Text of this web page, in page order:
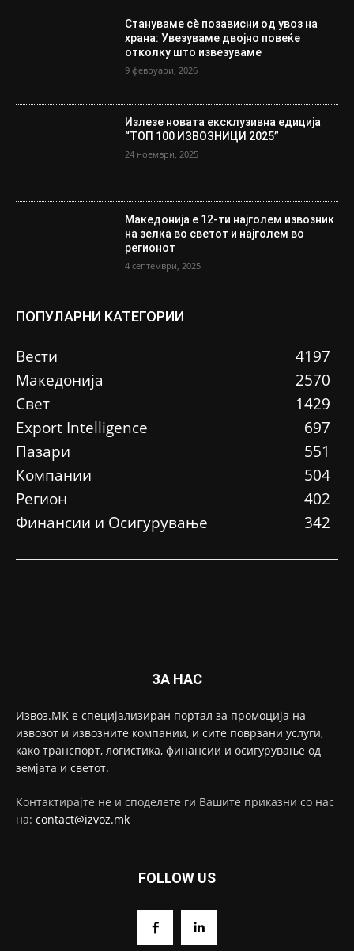
Стануваме сè позависни од увоз на
храна: Увезуваме двојно повеќе
отколку што извезуваме
9 февруари, 2026
Излезе новата ексклузивна едиција
“ТОП 100 ИЗВОЗНИЦИ 2025”
24 ноември, 2025
Македонија е 12-ти најголем извозник
на зелка во светот и најголем во
регионот
4 септември, 2025
ПОПУЛАРНИ КАТЕГОРИИ
Вести
4197
Македонија
2570
Свет
1429
Еxport Intelligence
697
Пазари
551
Компании
504
Регион
402
Финансии и Осигурување
342
ЗА НАС
Извоз.МК е специјализиран портал за промоција на
извозот и извозните компании, и сите поврзани услуги,
како транспорт, логистика, финансии и осигурување од
земјата и светот.
Контактирајте не и споделете ги Вашите приказни со нас
на: contact@izvoz.mk
FOLLOW US